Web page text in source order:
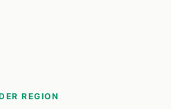
REGION